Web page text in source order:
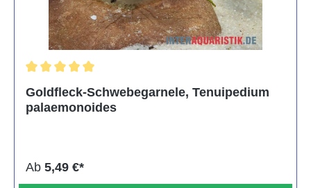
Goldfleck-Schwebegarnele, Tenuipedium
palaemonoides
Ab 5,49 €*